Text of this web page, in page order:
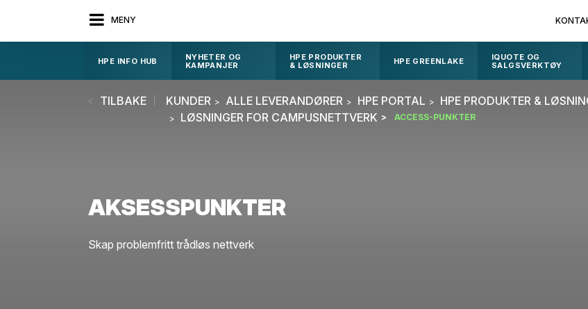
MENY
HPE INFO HUB
NYHETER OG
KAMPANJER
HPE PRODUKTER
& LØSNINGER
HPE GREENLAKE
IQUOTE OG
SALGSVERKTØY
TILBAKE KUNDER ALLE LEVERANDØRER HPE PORTAL HPE PRODUKTER &
LØSNINGER FOR CAMPUSNETTVERK
ACCESS-PUNKTER
AKSESSPUNKTER
Skap problemfritt trådløs nettverk